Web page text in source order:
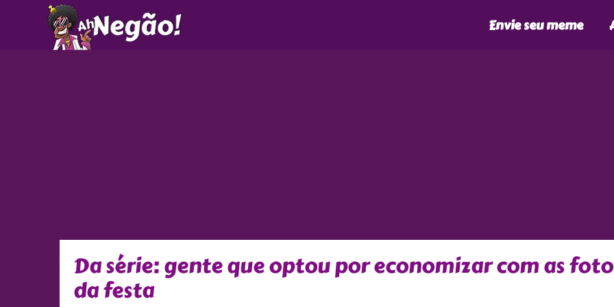
Envie seu meme
Da série: gente que optou por economizar com as
da festa